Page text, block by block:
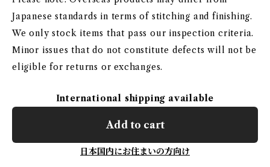
Japanese standards in terms of stitching and finishing.
We only stock items that pass our inspection criteria.
Minor issues that do not constitute defects will not be
eligible for returns or exchanges.
International shipping available
Add to cart
日本国内にお住まいの方向け